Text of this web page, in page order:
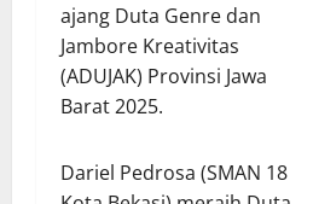
ajang Duta Genre dan
Jambore Kreativitas
(ADUJAK) Provinsi Jawa
Barat 2025.
Dariel Pedrosa (SMAN 18